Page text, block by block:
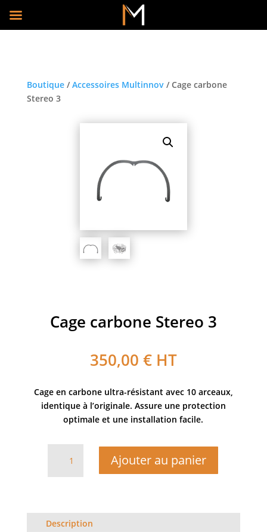
Boutique/Accessoires Multinnov/ Cage carbone
Stereo 3
Cage carbone Stereo 3
350,00 € HT
Cage en carbone ultra-résistant avec 10 arceaux,
identique à l’originale. Assure une protection
optimale et une installation facile.
Cage
3
Ajouter au panier
Description